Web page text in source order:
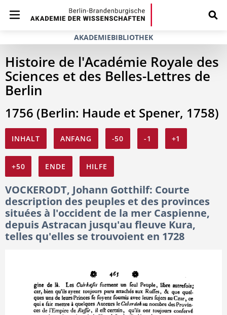
AKADEMIEBIBLIOTHEK
Histoire de l'Académie Royale des
Sciences et des Belles-Lettres de
Berlin
1756 (Berlin: Haude et Spener, 1758)
INHALT ANFANG -50 -1 +1
+50 ENDE HILFE
VOCKERODT, Johann Gotthilf: Courte
description des peuples et des provinces
situées à l'occident de la mer Caspienne,
depuis Astracan jusqu'au fleuve Kura,
telles qu'elles se trouvoient en 1728